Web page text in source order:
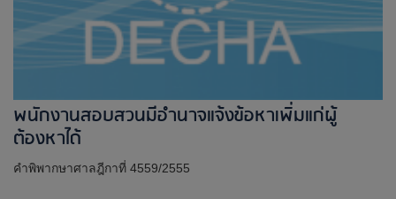
พนักงานสอบสวนมีอำนาจแจ้งข้อหาเพิ่มแก่ผู้
ต้องหาได้
คำพิพากษาศาลฎีกาที่ 4559/2555